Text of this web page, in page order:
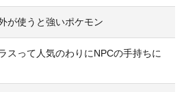
が使うと強いポケモン
スって人気のわりにNPCの手持ちに